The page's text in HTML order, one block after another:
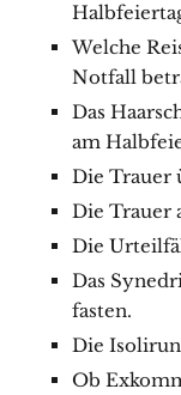
Welche
Notfall
Das
am
Die Trauer
Die Trauer
Die
Das
fasten.
Die
Ob